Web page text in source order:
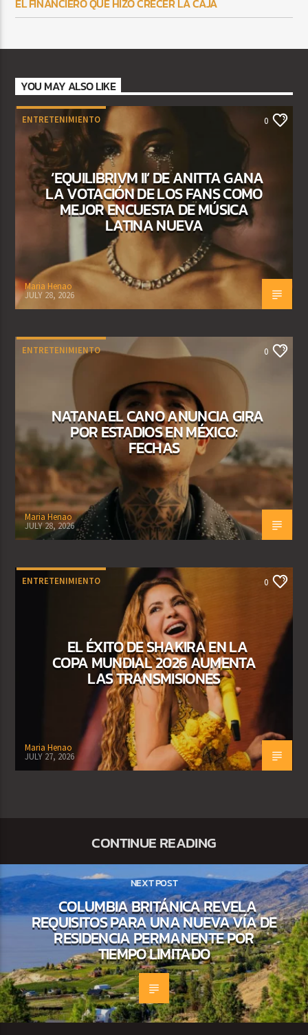
EL FINANCIERO QUE HIZO CRECER LA CAJA
YOU MAY ALSO LIKE
ENTRETENIMIENTO 0
‘EQUILIBRIVM II’ DE ANITTA GANA
LA VOTACIÓN DE LOS FANS COMO
MEJOR ENCUESTA DE MÚSICA
LATINA NUEVA
Maria Henao
JULY 28, 2026
ENTRETENIMIENTO 0
NATANAEL CANO ANUNCIA GIRA
POR ESTADIOS EN MÉXICO:
FECHAS
Maria Henao
JULY 28, 2026
ENTRETENIMIENTO 0
EL ÉXITO DE SHAKIRA EN LA
COPA MUNDIAL 2026 AUMENTA
LAS TRANSMISIONES
Maria Henao
JULY 27, 2026
CONTINUE READING
NEXT POST
COLUMBIA BRITÁNICA REVELA
REQUISITOS PARA UNA NUEVA VÍA DE
RESIDENCIA PERMANENTE POR
TIEMPO LIMITADO